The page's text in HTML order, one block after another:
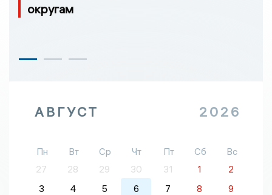
округам
АВГУСТ 2026
Пн Вт Ср Чт Пт Сб
Вс
27
28 29 30 31 1
2
3
4 5 6 7 8
9